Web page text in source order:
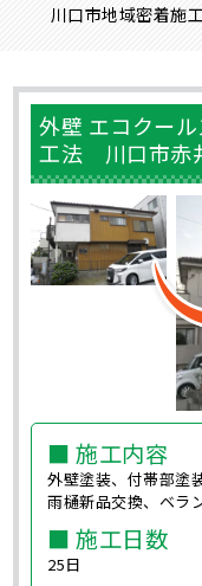
川口市地域密着施
外壁 エコクー
工法 川口市赤
■ 施工内容
外壁塗装、付帯部塗
雨樋新品交換、ベラ
■ 施工日数
25日